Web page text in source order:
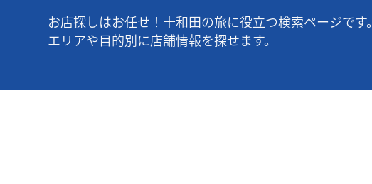
お店探しはお任せ！十和田の旅に役立つ検索ページです。
エリアや目的別に店舗情報を探せます。